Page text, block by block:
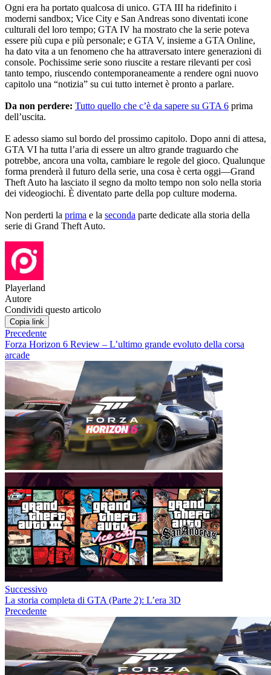
Ogni era ha portato qualcosa di unico. GTA III ha ridefinito i
moderni sandbox; Vice City e San Andreas sono diventati icone
culturali del loro tempo; GTA IV ha mostrato che la serie poteva
essere più cupa e più personale; e GTA V, insieme a GTA Online,
ha dato vita a un fenomeno che ha attraversato intere generazioni di
console. Pochissime serie sono riuscite a restare rilevanti per così
tanto tempo, riuscendo contemporaneamente a rendere ogni nuovo
capitolo una “notizia” su cui tutto internet è pronto a parlare.
Da non perdere: Tutto quello che c’è da sapere su GTA 6 prima
dell’uscita.
E adesso siamo sul bordo del prossimo capitolo. Dopo anni di attesa,
GTA VI ha tutta l’aria di essere un altro grande traguardo che
potrebbe, ancora una volta, cambiare le regole del gioco. Qualunque
forma prenderà il futuro della serie, una cosa è certa oggi—Grand
Theft Auto ha lasciato il segno da molto tempo non solo nella storia
dei videogiochi. È diventato parte della pop culture moderna.
Non perderti la prima e la seconda parte dedicate alla storia della
serie di Grand Theft Auto.
Playerland
Autore
Condividi questo articolo
Copia link
Precedente
Forza Horizon 6 Review – L’ultimo grande evoluto della corsa
arcade
Successivo
La storia completa di GTA (Parte 2): L’era 3D
Precedente